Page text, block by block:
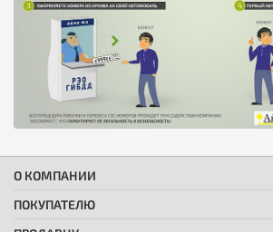
О КОМПАНИИ
ПОКУПАТЕЛЮ